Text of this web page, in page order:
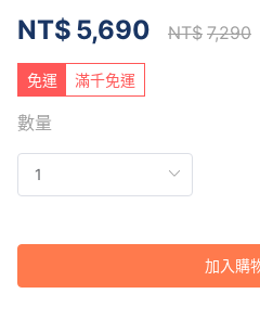
NT$ 5,690 NT$ 7,290
免運 滿千免運
數量
加入購